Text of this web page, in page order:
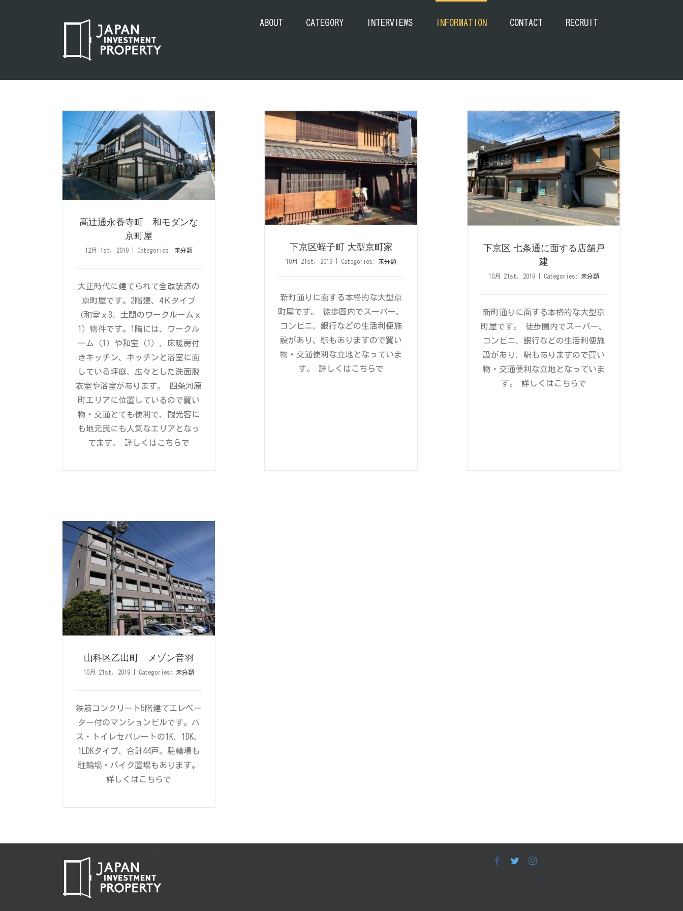
ABOUT CATEGORY INTERVIEWS INFORMATION CONTACT RECRUIT
高辻通永養寺町 和モダンな
京町屋
12月 1st, 2019 Categories: 未分類
大正時代に建てられて全改装済の
京町屋です。2階建、4Ｋタイプ
（和室ｘ3、土間のワークルームｘ
1）物件です。1階には、ワークル
ーム（1）や和室（1）、床暖房付
きキッチン、キッチンと浴室に面
している坪庭、広々とした洗面脱
衣室や浴室があります。 四条河原
町エリアに位置しているので買い
物・交通とても便利で、観光客に
も地元民にも人気なエリアとなっ
てます。 詳しくはこちらで
下京区蛭子町 大型京町家
未分類
下京区蛭子町 大型京町家
10月 21st, 2019 Categories: 未分類
新町通りに面する本格的な大型京
町屋です。 徒歩圏内でスーパー、
コンビニ、銀行などの生活利便施
設があり、駅もありますので買い
物・交通便利な立地となっていま
す。 詳しくはこちらで
下京区 七条通に面する店舗
戸建
未分類
下京区 七条通に面する店舗戸
建
10月 21st, 2019 Categories: 未分類
新町通りに面する本格的な大型京
町屋です。 徒歩圏内でスーパー、
コンビニ、銀行などの生活利便施
設があり、駅もありますので買い
物・交通便利な立地となっていま
す。 詳しくはこちらで
山科区乙出町 メゾン音羽
10月 21st, 2019 Categories: 未分類
鉄筋コンクリート5階建てエレベー
ター付のマンションビルです。バ
ス・トイレセパレートの1K、1DK、
1LDKタイプ、合計44戸。駐輪場も
駐輪場・バイク置場もあります。
詳しくはこちらで